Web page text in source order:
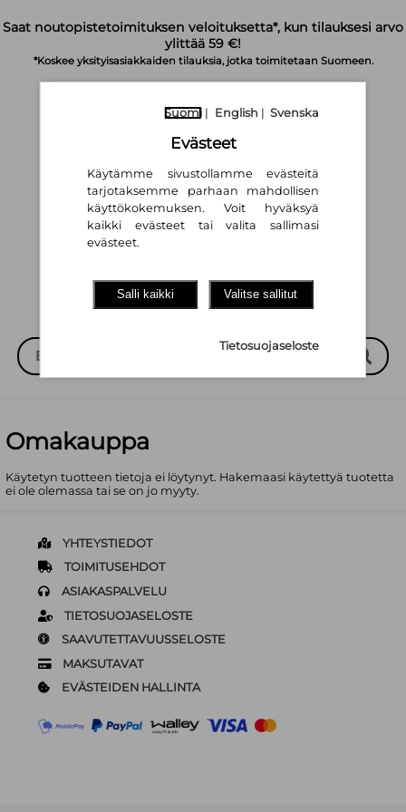
Saat noutopistetoimituksen veloituksetta*, kun tilauksesi arvo
ylittää 59 €!
*Koskee yksityisasiakkaiden tilauksia, jotka toimitetaan Suomeen.
Suomi | English Svenska
Omakauppa
Käytetyn tuotteen tietoja ei löytynyt. Hakemaasi käytettyä tuotetta
ei ole olemassa tai se on jo myyty.
YHTEYSTIEDOT
TOIMITUSEHDOT
ASIAKASPALVELU
TIETOSUOJASELOSTE
SAAVUTETTAVUUSSELOSTE
MAKSUTAVAT
EVÄSTEIDEN HALLINTA
Suomi | English | Svenska
Evästeet
Käytämme sivustollamme evästeitä
tarjotaksemme parhaan mahdollisen
käyttökokemuksen. Voit hyväksyä
kaikki evästeet tai valita sallimasi
evästeet.
Salli kaikki Valitse sallitut
Tietosuojaseloste